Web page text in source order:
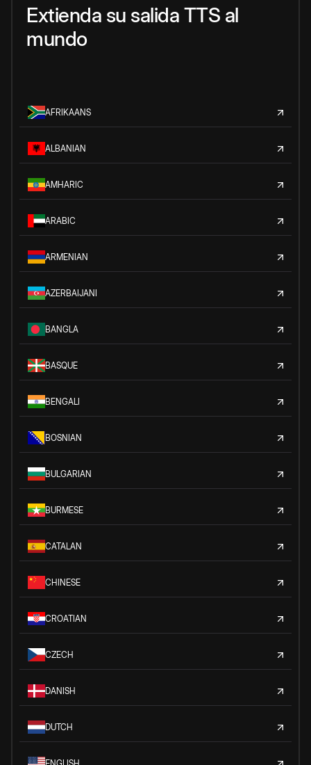
Extienda su salida TTS al
mundo
AFRIKAANS
ALBANIAN
AMHARIC
ARABIC
ARMENIAN
AZERBAIJANI
BANGLA
BASQUE
BENGALI
BOSNIAN
BULGARIAN
BURMESE
CATALAN
CHINESE
CROATIAN
CZECH
DANISH
DUTCH